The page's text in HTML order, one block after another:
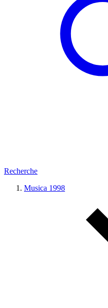
Recherche
Musica 1998